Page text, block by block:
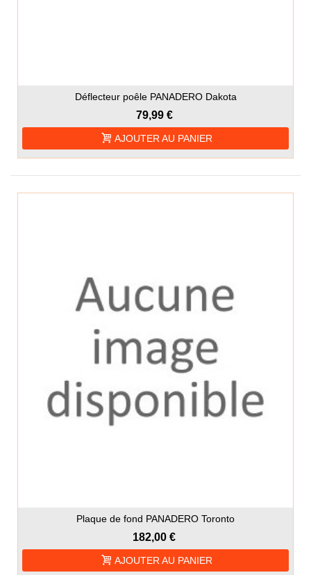
Déflecteur poêle PANADERO Dakota
79,99 €
AJOUTER AU PANIER
Plaque de fond PANADERO Toronto
182,00 €
AJOUTER AU PANIER